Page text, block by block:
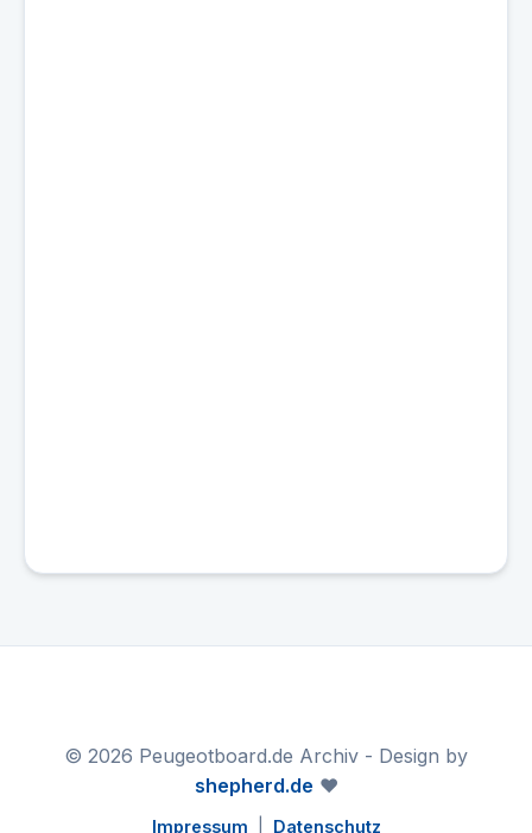
© 2026 Peugeotboard.de Archiv - Design by
shepherd.de ❤️
Impressum Datenschutz